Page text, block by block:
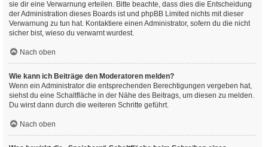
sie dir eine Verwarnung erteilen. Bitte beachte, dass dies die Entscheidung
der Administration dieses Boards ist und phpBB Limited nichts mit dieser
Verwarnung zu tun hat. Kontaktiere einen Administrator, sofern du die nicht
sicher bist, wieso du verwarnt wurdest.
Nach oben
Wie kann ich Beiträge den Moderatoren melden?
Wenn ein Administrator die entsprechenden Berechtigungen vergeben hat,
siehst du eine Schaltfläche in der Nähe des Beitrags, um diesen zu melden.
Du wirst dann durch die weiteren Schritte geführt.
Nach oben